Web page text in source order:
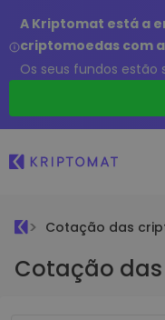
A Kriptomat está a
criptomoedas com
Os seus fundos
Cotação das
Cotação